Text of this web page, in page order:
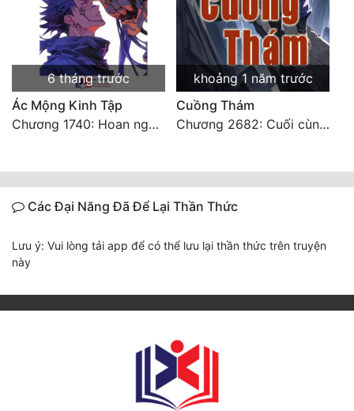
6 tháng trước
Ác Mộng Kinh Tập
Chương 1740: Hoan nghênh về nhà (chương cuối)
khoảng 1 năm trước
Cuồng Thám
Chương 2682: Cuối cùng cũng thành thân thuộc (HẾT)
Các Đại Năng Đã Để Lại Thần Thức
Lưu ý: Vui lòng tải app để có thể lưu lại thần thức trên truyện
này